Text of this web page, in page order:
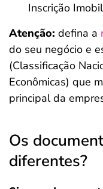
Inscrição
Atenção: defina a
do seu negócio e
(Classificação
Econômicas) que
principal da
Os
diferentes?